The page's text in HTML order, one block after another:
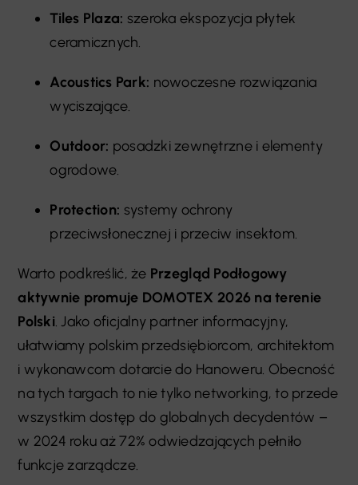
Tiles Plaza: szeroka ekspozycja płytek
ceramicznych.
Acoustics Park: nowoczesne rozwiązania
wyciszające.
Outdoor: posadzki zewnętrzne i elementy
ogrodowe.
Protection: systemy ochrony
przeciwsłonecznej i przeciw insektom.
Warto podkreślić, że Przegląd Podłogowy
aktywnie promuje DOMOTEX 2026 na terenie
Polski. Jako oficjalny partner informacyjny,
ułatwiamy polskim przedsiębiorcom, architektom
i wykonawcom dotarcie do Hanoweru. Obecność
na tych targach to nie tylko networking, to przede
wszystkim dostęp do globalnych decydentów –
w 2024 roku aż 72% odwiedzających pełniło
funkcje zarządcze.